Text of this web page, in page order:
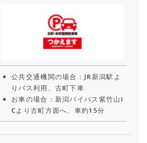
公共交通機関の場合：JR新潟駅よ
りバス利用、古町下車
お車の場合：新潟バイパス紫竹山I
Cより古町方面へ、車約15分